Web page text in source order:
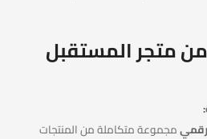
متجر المستقبل
مجموعة متكاملة من المنتجات